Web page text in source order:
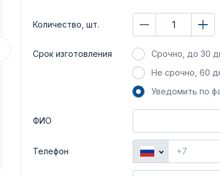
Количество, шт.
Срок изготовления
Срочно, до 30
Не срочно, 60
Уведомить по
ФИО
Телефон